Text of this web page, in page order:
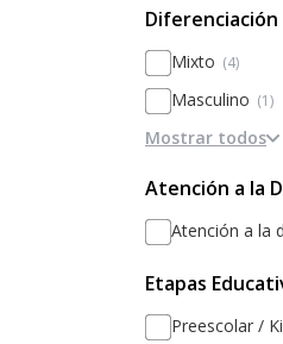
Diferenciación
Mixto (4)
Masculino (1)
Diferenciado
Femenino
Mostrar todos
Atención a la
Atención a la
Etapas
Preescolar /